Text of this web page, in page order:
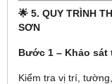
🌟 5. QUY TRÌNH
SƠN
Bước 1 – Khảo sát
Kiểm tra vị trí,